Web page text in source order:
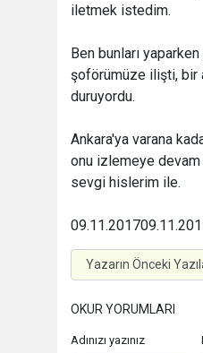
iletmek istedim.
Ben bunları
şoförümüze ilişti, bir
duruyordu.
Ankara'ya varana
onu izlemeye
sevgi hislerim ile.
09.11.2017
OKUR YORUMLARI
Adınızı yazınız